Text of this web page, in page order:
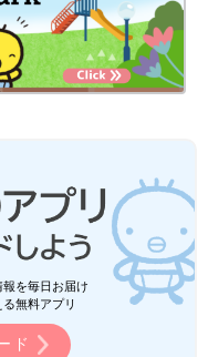
を毎日お届け
無料アプリ
ド